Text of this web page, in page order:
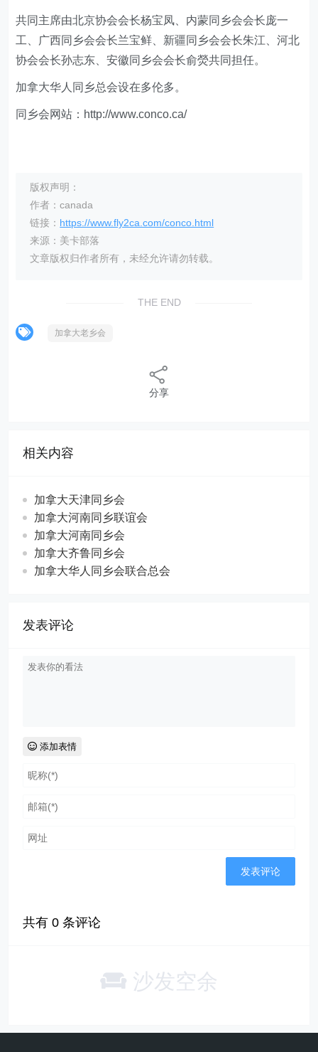
共同主席由北京协会会长杨宝凤、内蒙同乡会会长庞一
工、广西同乡会会长兰宝鲜、新疆同乡会会长朱江、河北
协会会长孙志东、安徽同乡会会长俞熒共同担任。
加拿大华人同乡总会设在多伦多。
同乡会网站：http://www.conco.ca/
版权声明：
作者：canada
链接： https://www.fly2ca.com/conco.html
来源：美卡部落
文章版权归作者所有，未经允许请勿转载。
THE END
加拿大老乡会
分享
相关内容
加拿大天津同乡会
加拿大河南同乡联谊会
加拿大河南同乡会
加拿大齐鲁同乡会
加拿大华人同乡会联合总会
发表评论
添加表情
共有0 条评论
沙发空余